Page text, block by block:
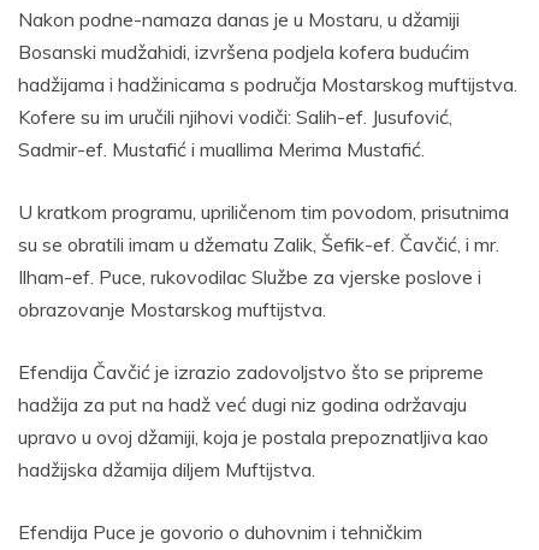
Nakon podne-namaza danas je u Mostaru, u džamiji
Bosanski mudžahidi, izvršena podjela kofera budućim
hadžijama i hadžinicama s područja Mostarskog muftijstva.
Kofere su im uručili njihovi vodiči: Salih-ef. Jusufović,
Sadmir-ef. Mustafić i muallima Merima Mustafić.
U kratkom programu, upriličenom tim povodom, prisutnima
su se obratili imam u džematu Zalik, Šefik-ef. Čavčić, i mr.
Ilham-ef. Puce, rukovodilac Službe za vjerske poslove i
obrazovanje Mostarskog muftijstva.
Efendija Čavčić je izrazio zadovoljstvo što se pripreme
hadžija za put na hadž već dugi niz godina održavaju
upravo u ovoj džamiji, koja je postala prepoznatljiva kao
hadžijska džamija diljem Muftijstva.
Efendija Puce je govorio o duhovnim i tehničkim